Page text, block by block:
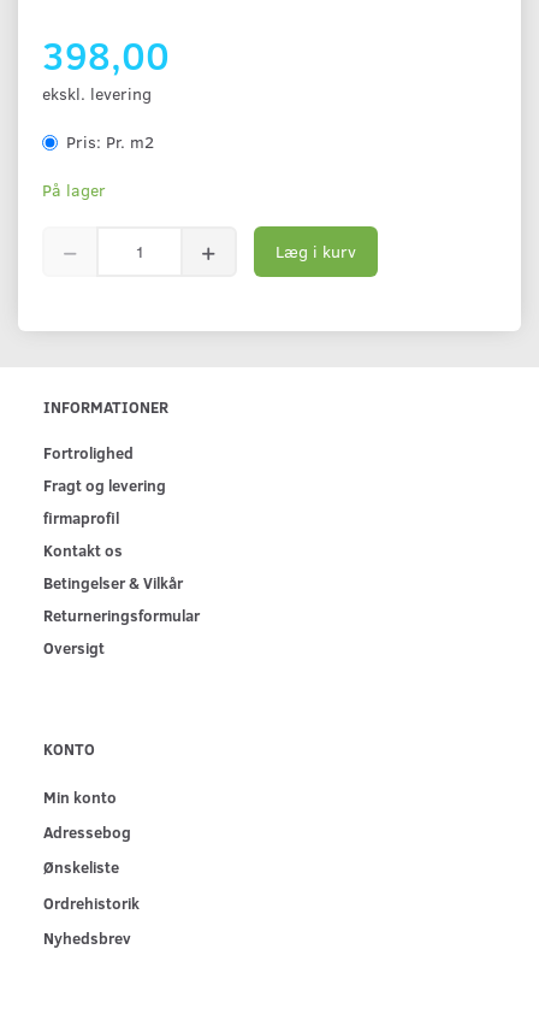
398,00
ekskl. levering
Pris: Pr. m2
På lager
Læg i kurv
INFORMATIONER
Fortrolighed
Fragt og levering
firmaprofil
Kontakt os
Betingelser & Vilkår
Returneringsformular
Oversigt
KONTO
Min konto
Adressebog
Ønskeliste
Ordrehistorik
Nyhedsbrev